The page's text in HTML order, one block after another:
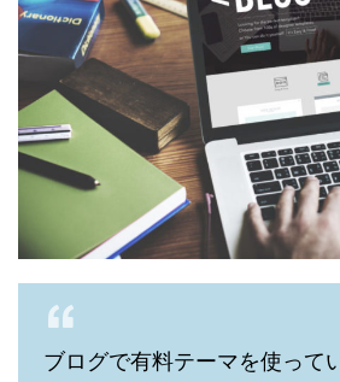
ブログで有料テーマを使って